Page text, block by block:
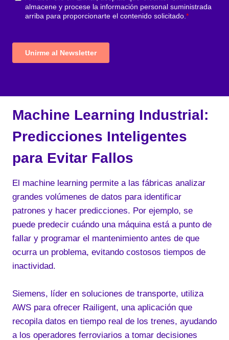
Machine Learning Industrial:
Predicciones Inteligentes
para Evitar Fallos
El machine learning permite a las fábricas analizar
grandes volúmenes de datos para identificar
patrones y hacer predicciones. Por ejemplo, se
puede predecir cuándo una máquina está a punto de
fallar y programar el mantenimiento antes de que
ocurra un problema, evitando costosos tiempos de
inactividad.
Siemens, líder en soluciones de transporte, utiliza
AWS para ofrecer Railigent, una aplicación que
recopila datos en tiempo real de los trenes, ayudando
a los operadores ferroviarios a tomar decisiones